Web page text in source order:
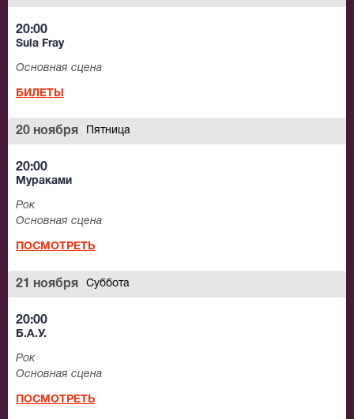
20:00
Sula Fray
Основная сцена
БИЛЕТЫ
20 ноября Пятница
20:00
Мураками
Рок
Основная сцена
ПОСМОТРЕТЬ
21 ноября Суббота
20:00
Б.А.У.
Рок
Основная сцена
ПОСМОТРЕТЬ